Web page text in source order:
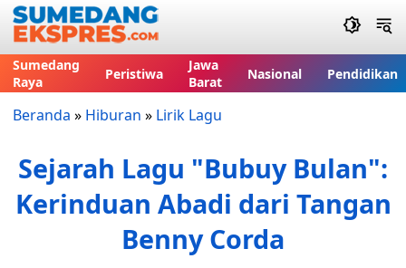
Sumedang
Raya
Peristiwa
Jawa
Barat
Nasional Pendidikan
Beranda » Hiburan » Lirik Lagu
Sejarah Lagu "Bubuy Bulan":
Kerinduan Abadi dari Tangan
Benny Corda